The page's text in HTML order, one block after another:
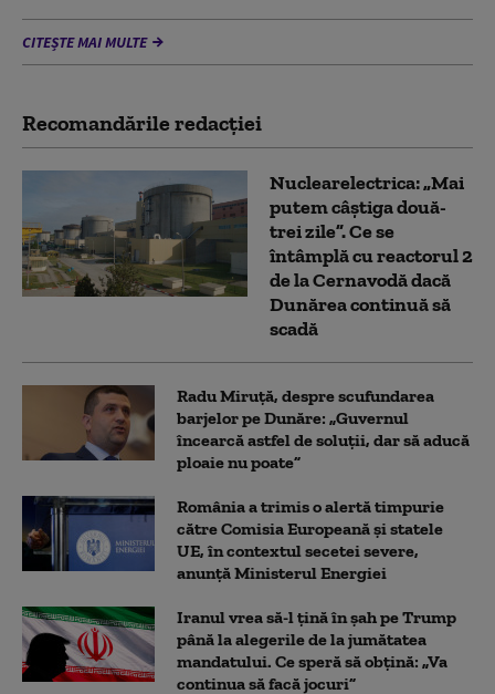
CITEȘTE MAI MULTE
Recomandările redacţiei
Nuclearelectrica: „Mai
putem câștiga două-
trei zile”. Ce se
întâmplă cu reactorul 2
de la Cernavodă dacă
Dunărea continuă să
scadă
Radu Miruță, despre scufundarea
barjelor pe Dunăre: „Guvernul
încearcă astfel de soluții, dar să aducă
ploaie nu poate”
România a trimis o alertă timpurie
către Comisia Europeană și statele
UE, în contextul secetei severe,
anunță Ministerul Energiei
Iranul vrea să-l țină în șah pe Trump
până la alegerile de la jumătatea
mandatului. Ce speră să obțină: „Va
continua să facă jocuri”